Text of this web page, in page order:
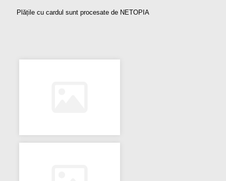
Plățile cu cardul sunt procesate de NETOPIA